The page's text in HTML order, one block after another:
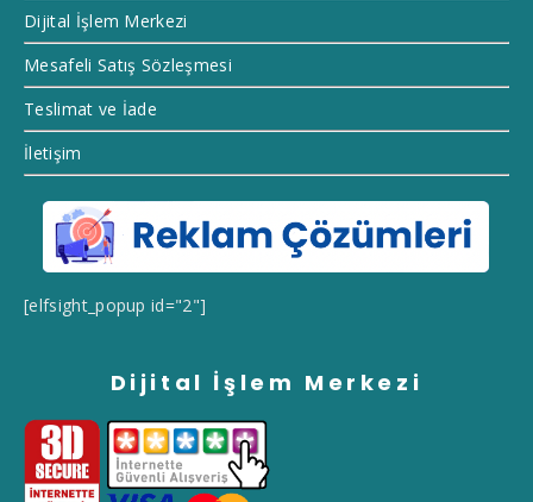
Dijital İşlem Merkezi
Mesafeli Satış Sözleşmesi
Teslimat ve İade
İletişim
[elfsight_popup id="2"]
Dijital İşlem Merkezi